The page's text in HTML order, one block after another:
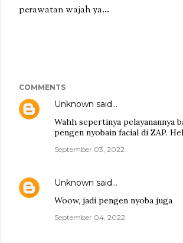
perawatan wajah ya...
COMMENTS
Unknown said…
Wahh sepertinya pelayanannya
pengen nyobain facial di ZAP.
September 03, 2022
Unknown said…
Woow, jadi pengen nyoba juga
September 04, 2022